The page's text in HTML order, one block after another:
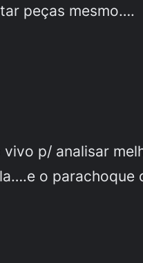
peças mesmo….
p/ analisar
o